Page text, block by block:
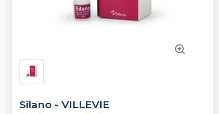
Silano - VILLEVIE